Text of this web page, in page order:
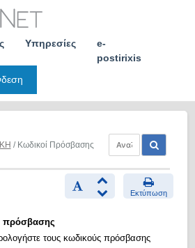
Υπηρεσίες
e-
postirixis
/ Κωδικοί Πρόσβασης
Εκτύπωση
πρόσβασης
τους κωδικούς πρόσβασης